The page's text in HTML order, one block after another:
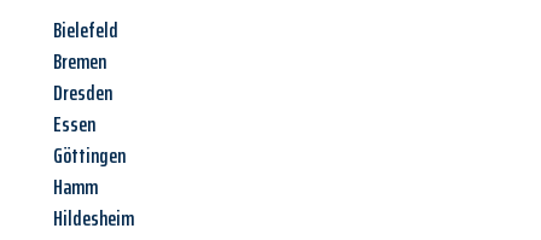
Bielefeld
Bremen
Dresden
Essen
Göttingen
Hamm
Hildesheim